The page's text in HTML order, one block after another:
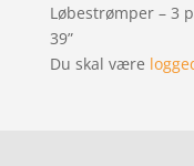
Løbestrømper – 3
39”
Du skal være